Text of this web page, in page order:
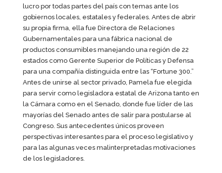
lucro por todas partes del país con temas ante los
gobiernos locales, estatales y federales. Antes de abrir
su propia firma, ella fue Directora de Relaciones
Gubernamentales para una fábrica nacional de
productos consumibles manejando una región de 22
estados como Gerente Superior de Políticas y Defensa
para una compañía distinguida entre las “Fortune 300.”
Antes de unirse al sector privado, Pamela fue elegida
para servir como legisladora estatal de Arizona tanto en
la Cámara como en el Senado, donde fue líder de las
mayorías del Senado antes de salir para postularse al
Congreso. Sus antecedentes únicos proveen
perspectivas interesantes para el proceso legislativo y
para las algunas veces malinterpretadas motivaciones
de los legisladores.